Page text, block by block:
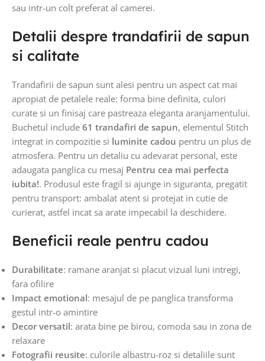
sau intr-un colt preferat al camerei.
Detalii despre trandafirii de sapun
si calitate
Trandafirii de sapun sunt alesi pentru un aspect cat mai
apropiat de petalele reale: forma bine definita, culori
curate si un finisaj care pastreaza eleganta aranjamentului.
Buchetul include 61 trandafiri de sapun, elementul Stitch
integrat in compozitie si luminite cadou pentru un plus de
atmosfera. Pentru un detaliu cu adevarat personal, este
adaugata panglica cu mesaj Pentru cea mai perfecta
iubita!. Produsul este fragil si ajunge in siguranta, pregatit
pentru transport: ambalat atent si protejat in cutie de
curierat, astfel incat sa arate impecabil la deschidere.
Beneficii reale pentru cadou
Durabilitate: ramane aranjat si placut vizual luni intregi,
fara ofilire
Impact emotional: mesajul de pe panglica transforma
gestul intr-o amintire
Decor versatil: arata bine pe birou, comoda sau in zona de
relaxare
Fotografii reusite: culorile albastru-roz si detaliile sunt